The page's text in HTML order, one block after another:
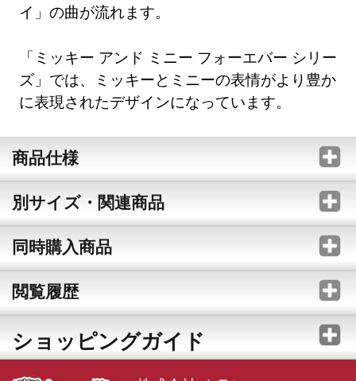
イ」の曲が流れます。
「ミッキー アンド ミニー フォーエバー シリー
ズ」では、ミッキーとミニーの表情がより豊か
に表現されたデザインになっています。
商品仕様
別サイズ・関連商品
同時購入商品
閲覧履歴
ショッピングガイド